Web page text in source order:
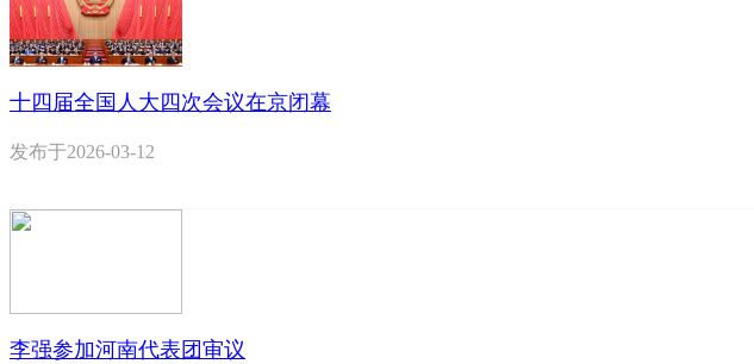
十四届全国人大四次会议在京闭幕
发布于2026-03-12
李强参加河南代表团审议